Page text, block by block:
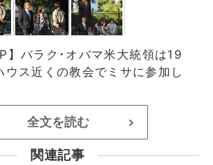
】バラク･オバマ米大統領は19
ウス近くの教会でミサに参加し
全文を読む >
関連記事